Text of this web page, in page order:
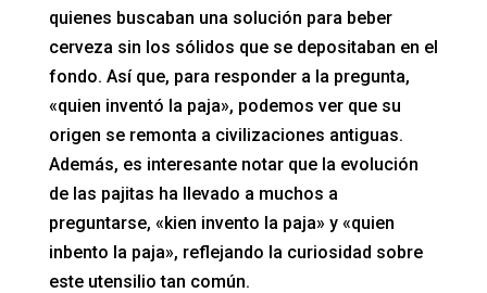
quienes buscaban una solución para beber
cerveza sin los sólidos que se depositaban en el
fondo. Así que, para responder a la pregunta,
«quien inventó la paja», podemos ver que su
origen se remonta a civilizaciones antiguas.
Además, es interesante notar que la evolución
de las pajitas ha llevado a muchos a
preguntarse, «kien invento la paja» y «quien
inbento la paja», reflejando la curiosidad sobre
este utensilio tan común.